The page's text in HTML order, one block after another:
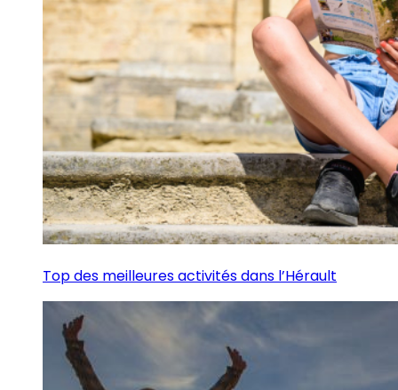
Top des meilleures activités dans l’Hérault